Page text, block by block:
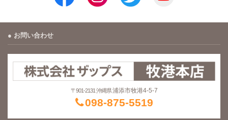
お問い合わせ
〒901-2131 沖縄県 浦添市牧港4-5-7
098-875-5519